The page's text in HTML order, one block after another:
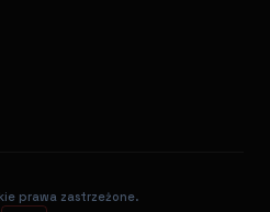
prawa zastrzeżone.